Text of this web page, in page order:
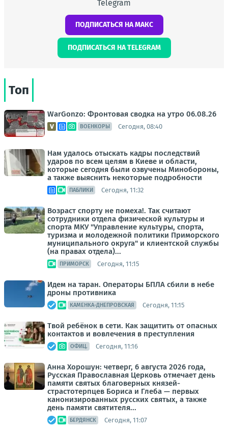
Telegram
ПОДПИСАТЬСЯ НА МАКС
ПОДПИСАТЬСЯ НА TELEGRAM
Топ
WarGonzo: Фронтовая сводка на утро 06.08.26
ВОЕНКОРЫ Сегодня, 08:40
Нам удалось отыскать кадры последствий
ударов по всем целям в Киеве и области,
которые сегодня были озвучены Минобороны,
а также выяснить некоторые подробности
ПАБЛИКИ Сегодня, 11:32
Возраст спорту не помеха!. Так считают
сотрудники отдела физической культуры и
спорта МКУ "Управление культуры, спорта,
туризма и молодежной политики Приморского
муниципального округа" и клиентской службы
(на правах отдела)...
ПРИМОРСК Сегодня, 11:15
Идем на таран. Операторы БПЛА сбили в небе
дроны противника
КАМЕНКА-ДНЕПРОВСКАЯ Сегодня, 11:15
Твой ребёнок в сети. Как защитить от опасных
контактов и вовлечения в преступления
ОФИЦ. Сегодня, 11:16
Анна Хорошун: четверг, 6 августа 2026 года,
Русская Православная Церковь отмечает день
памяти святых благоверных князей-
страстотерпцев Бориса и Глеба — первых
канонизированных русских святых, а также
день памяти святителя...
БЕРДЯНСК Сегодня, 11:07